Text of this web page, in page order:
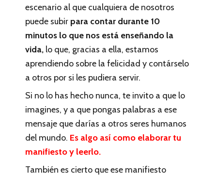
escenario al que cualquiera de nosotros
puede subir para contar durante 10
minutos lo que nos está enseñando la
vida, lo que, gracias a ella, estamos
aprendiendo sobre la felicidad y contárselo
a otros por si les pudiera servir.
Si no lo has hecho nunca, te invito a que lo
imagines, y a que pongas palabras a ese
mensaje que darías a otros seres humanos
del mundo. Es algo así como elaborar tu
manifiesto y leerlo.
También es cierto que ese manifiesto